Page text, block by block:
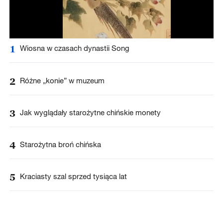
1 Wiosna w czasach dynastii Song
2 Różne „konie” w muzeum
3 Jak wyglądały starożytne chińskie monety
4 Starożytna broń chińska
5 Kraciasty szal sprzed tysiąca lat